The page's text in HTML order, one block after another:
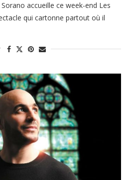
accueille ce week-end Les
qui cartonne partout où il